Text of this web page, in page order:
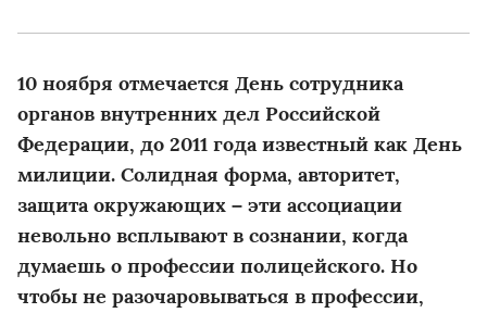
10 ноября отмечается День сотрудника
органов внутренних дел Российской
Федерации, до 2011 года известный как День
милиции. Солидная форма, авторитет,
защита окружающих – эти ассоциации
невольно всплывают в сознании, когда
думаешь о профессии полицейского. Но
чтобы не разочаровываться в профессии,